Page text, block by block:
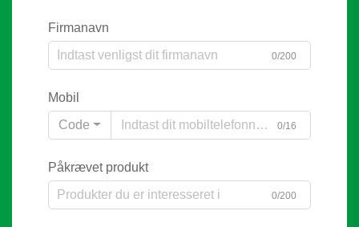
Firmanavn
0/200
Mobil
Code
0/16
Påkrævet produkt
0/200